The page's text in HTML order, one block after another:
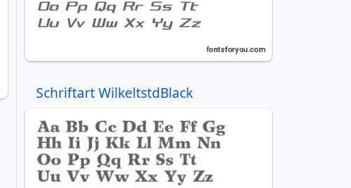
Schriftart WilkeltstdBlack